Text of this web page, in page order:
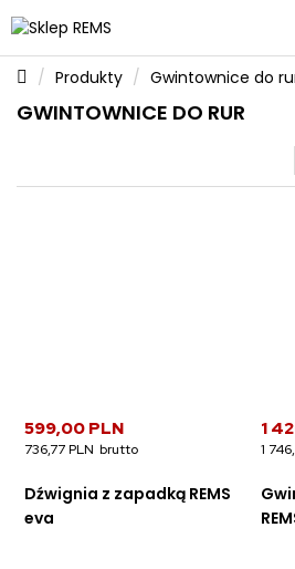
Produkty Gwintownice do
GWINTOWNICE DO RUR
Dźwignia z zapadką REMS
eva
599,00 PLN
736,77 PLN
1
1